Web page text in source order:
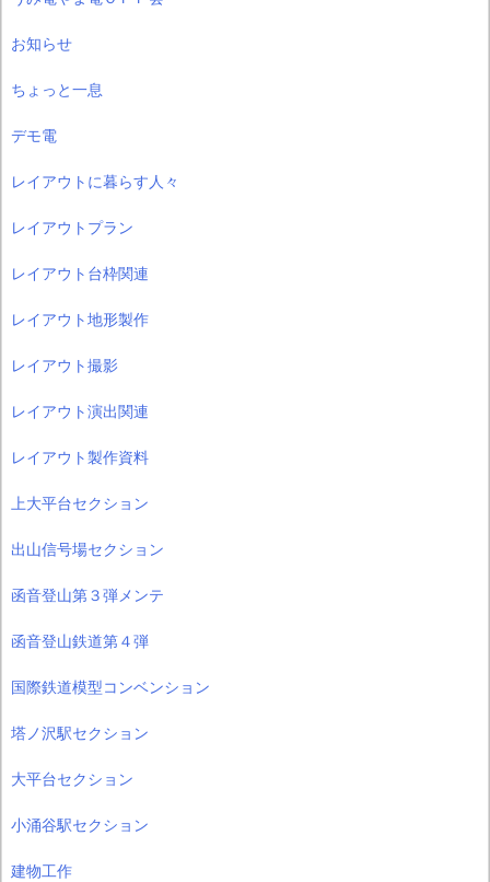
お知らせ
ちょっと一息
デモ電
レイアウトに暮らす人々
レイアウトプラン
レイアウト台枠関連
レイアウト地形製作
レイアウト撮影
レイアウト演出関連
レイアウト製作資料
上大平台セクション
出山信号場セクション
函音登山第３弾メンテ
函音登山鉄道第４弾
国際鉄道模型コンベンション
塔ノ沢駅セクション
大平台セクション
小涌谷駅セクション
建物工作